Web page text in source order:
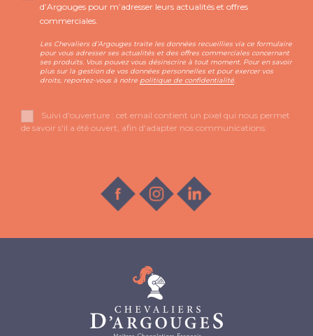
d’Argouges pour m’adresser leurs actualités et offres
commerciales.
Les Chevaliers d’Argouges traite les données recueillies via ce formulaire
pour vous adresser ses actualités et des offres commerciales concernant
ses produits. Vous pouvez vous désinscrire à tout moment. Pour en savoir
plus sur la gestion de vos données personnelles et pour exercer vos
droits, reportez-vous à notre politique de confidentialité
Suivi d'ouverture : cet email contient un pixel qui nous permet
de savoir s'il a été ouvert, afin d'adapter nos communications.